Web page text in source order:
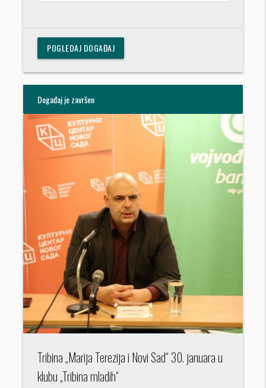
POGLEDAJ DOGAĐAJ
Događaj je završen
Tribina „Marija Terezija i Novi Sad“ 30. januara u
klubu „Tribina mladih“